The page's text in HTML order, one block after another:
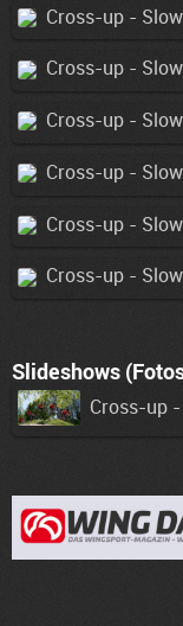
Cross-up -
Cross-up -
Cross-up -
Cross-up -
Cross-up -
Cross-up -
Slideshows
Cross-up